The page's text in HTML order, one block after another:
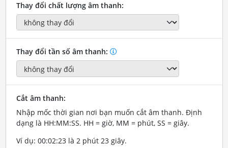
Thay đổi chất lượng âm thanh:
Thay đổi tần số âm thanh:
Cắt âm thanh:
Nhập mốc thời gian nơi bạn muốn cắt âm thanh. Định
dạng là HH:MM:SS. HH = giờ, MM = phút, SS = giây.
Ví dụ: 00:02:23 là 2 phút 23 giây.